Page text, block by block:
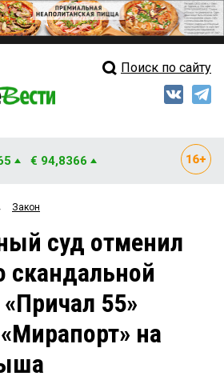
Свежий выпуск
Рейтинги
Блоги
Архив
Поиск по сайту
€ 94,8366
Закон
суд отменил
скандальной
55»
на